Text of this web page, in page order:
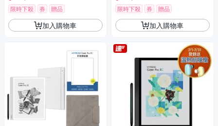
限時下殺
券 贈品
加入購物車
限時下殺
券 贈品
加入購物車